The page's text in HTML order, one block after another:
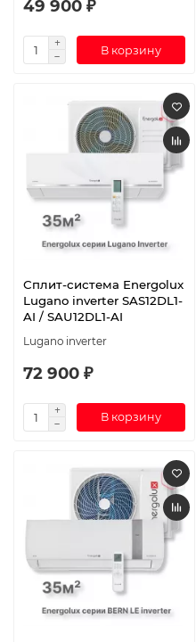
49 900 ₽
В корзину
Сплит-система Energolux
Lugano inverter SAS12DL1-
AI / SAU12DL1-AI
Lugano inverter
72 900 ₽
В корзину